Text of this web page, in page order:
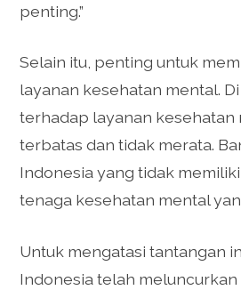
penting.”
Selain itu, penting untuk
layanan kesehatan mental.
terhadap layanan kesehatan
terbatas dan tidak merata.
Indonesia yang tidak
tenaga kesehatan mental
Untuk mengatasi tantangan
Indonesia telah